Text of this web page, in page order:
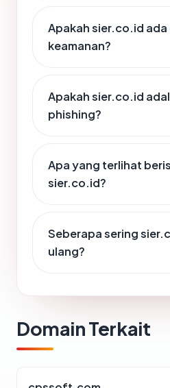
Apakah sier.co.id
keamanan?
Apakah sier.co.id
phishing?
Apa yang terlihat
sier.co.id?
Seberapa sering
ulang?
Domain Terkait